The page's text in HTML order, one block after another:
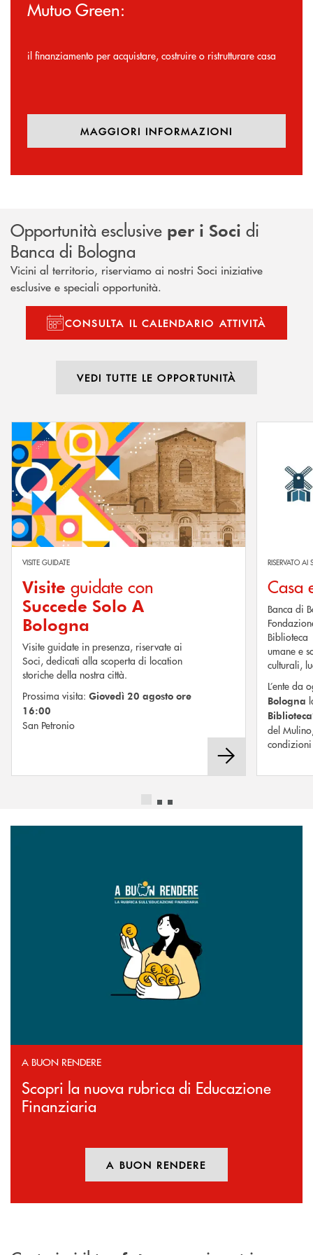
Mutuo Green:
il finanziamento per acquistare, costruire o ristrutturare casa
MAGGIORI INFORMAZIONI
Opportunità esclusive per i Soci di
Banca di Bologna
Vicini al territorio, riserviamo ai nostri Soci iniziative
esclusive e speciali opportunità.
CONSULTA IL CALENDARIO ATTIVITÀ
VEDI TUTTE LE OPPORTUNITÀ
Scopri di più Visite guidate con Succede Solo A Bologna
VISITE GUIDATE
Visite guidate con
Succede Solo A
Bologna
Visite guidate in presenza, riservate ai
Soci, dedicati alla scoperta di location
storiche della nostra città.
Prossima visita: Giovedì 20 agosto ore
16:00
San Petronio
RISERVATO AI
Casa
Banca di
Biblioteca
umane e
culturali,
L’ente da
Bologna
Biblioteca
del
A BUON RENDERE
Scopri la nuova rubrica di Educazione
Finanziaria
A BUON RENDERE